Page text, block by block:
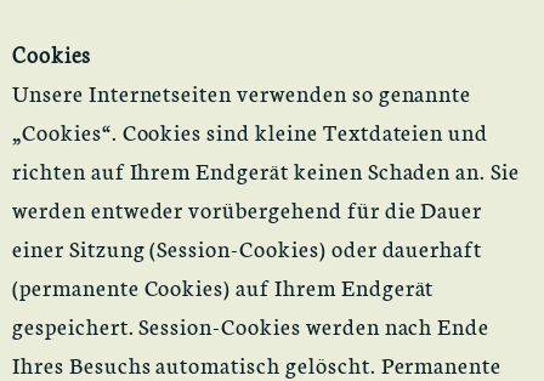
Cookies
Unsere Internetseiten verwenden so genannte
„Cookies“. Cookies sind kleine Textdateien und
richten auf Ihrem Endgerät keinen Schaden an. Sie
werden entweder vorübergehend für die Dauer
einer Sitzung (Session-Cookies) oder dauerhaft
(permanente Cookies) auf Ihrem Endgerät
gespeichert. Session-Cookies werden nach Ende
Ihres Besuchs automatisch gelöscht. Permanente